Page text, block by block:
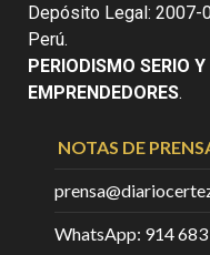
Depósito Legal: 2007-
Perú.
PERIODISMO SERIO
EMPRENDEDORES.
NOTAS DE
WhatsApp: 914